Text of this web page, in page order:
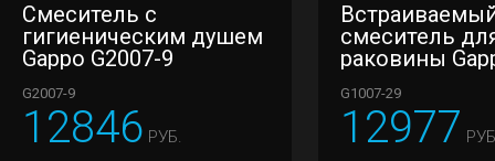
Смеситель с
гигиеническим душем
Gappo G2007-9
G2007-9
12846 РУБ.
смеситель
раковины
G1007-29
12977